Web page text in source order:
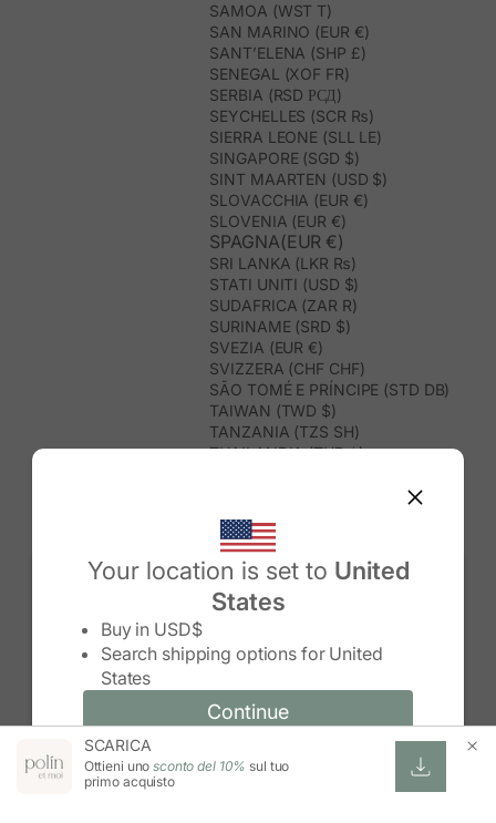
Your location is set to United
States
Buy in USD$
Search shipping options for United
States
Continue
Change country/region and language
Change country/region
Continue
SAMOA (WST T)
SAN MARINO (EUR €)
SANT’ELENA (SHP £)
SENEGAL (XOF FR)
SERBIA (RSD РСД)
SEYCHELLES (SCR ₨)
SIERRA LEONE (SLL LE)
SINGAPORE (SGD $)
SINT MAARTEN (USD $)
SLOVACCHIA (EUR €)
SLOVENIA (EUR €)
SPAGNA(EUR €)
SRI LANKA (LKR ₨)
STATI UNITI (USD $)
SUDAFRICA (ZAR R)
SURINAME (SRD $)
SVEZIA (EUR €)
SVIZZERA (CHF CHF)
SÃO TOMÉ E PRÍNCIPE (STD DB)
TAIWAN (TWD $)
TANZANIA (TZS SH)
THAILANDIA (THB ฿)
TONGA (TOP T$)
TRINIDAD E TOBAGO (TTD $)
TUNISIA (USD $)
TURCHIA (TRY ₺)
TURKMENISTAN (USD $)
UNGHERIA (EUR €)
UZBEKISTAN (UZS SO'M)
VANUATU (VUV VT)
VIETNAM (VND ₫)
WALLIS E FUTUNA (XPF FR)
SCARICA
Ottieni unosconto del 10% sul tuo
primo acquisto